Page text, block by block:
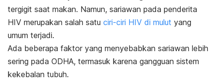
tergigit saat makan. Namun, sariawan pada penderita
HIV merupakan salah satu ciri-ciri HIV di mulut yang
umum terjadi.
Ada beberapa faktor yang menyebabkan sariawan lebih
sering pada ODHA, termasuk karena gangguan sistem
kekebalan tubuh.